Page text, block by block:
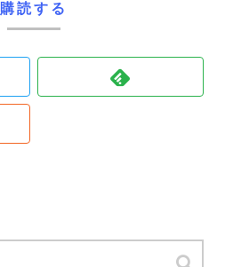
購読する